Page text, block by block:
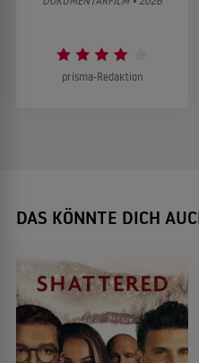
prisma-Redaktion
DAS KÖNNTE DICH